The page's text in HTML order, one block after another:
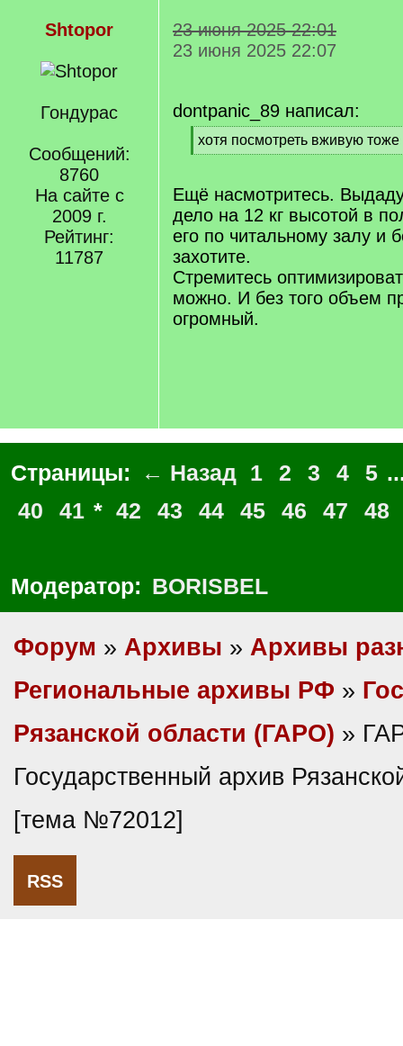
Shtopor
Гондурас
Сообщений:
8760
На сайте с
2009 г.
Рейтинг:
11787
23 июня 2025 22:01
23 июня 2025 22:07
dontpanic_89 написал:
[
q
хотя посмотреть вживую тоже
[
q
]
Ещё насмотритесь.
дело на 12 кг высотой в
его по читальному залу и
захотите.
Стремитесь
можно. И без того объем
огромный.
Страницы: ← Назад 1 2 3 4 5
40
41 * 42 43 44 45 46 47 48
Модератор: BORISBEL
Форум » Архивы » Архивы
Региональные архивы РФ »
Рязанской области (ГАРО) »
Государственный архив
[тема №72012]
RSS